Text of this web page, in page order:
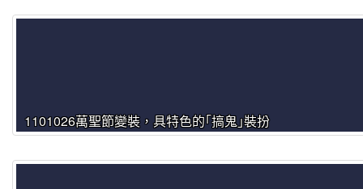
1101026萬聖節變裝，具特色的｢搞鬼｣裝扮